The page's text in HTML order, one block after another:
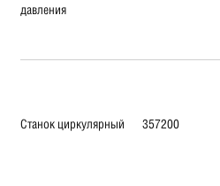
давления
Станок циркулярный 357200